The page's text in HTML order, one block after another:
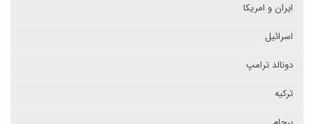
ایران و امریکا
اسرائیل
دونالد ترامپ
ترکیه